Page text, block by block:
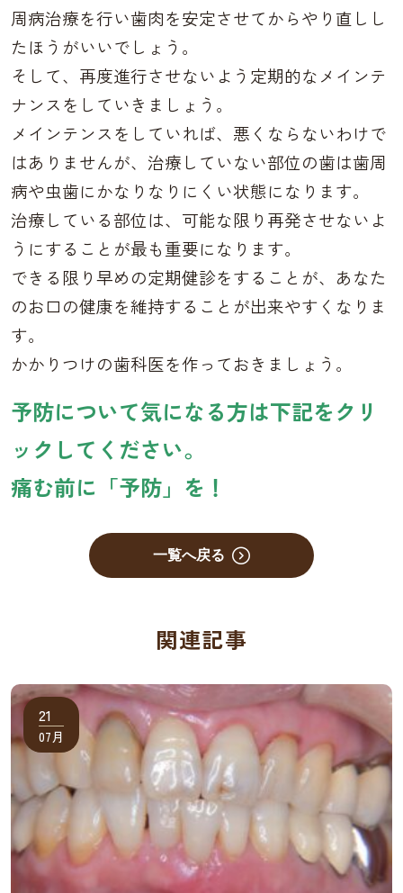
周病治療を行い歯肉を安定させてからやり直しし
たほうがいいでしょう。
そして、再度進行させないよう定期的なメインテ
ナンスをしていきましょう。
メインテンスをしていれば、悪くならないわけで
はありませんが、治療していない部位の歯は歯周
病や虫歯にかなりなりにくい状態になります。
治療している部位は、可能な限り再発させないよ
うにすることが最も重要になります。
できる限り早めの定期健診をすることが、あなた
のお口の健康を維持することが出来やすくなりま
す。
かかりつけの歯科医を作っておきましょう。
予防について気になる方は下記をクリ
ックしてください。
痛む前に「予防」を！
一覧へ戻る
関連記事
21
07月